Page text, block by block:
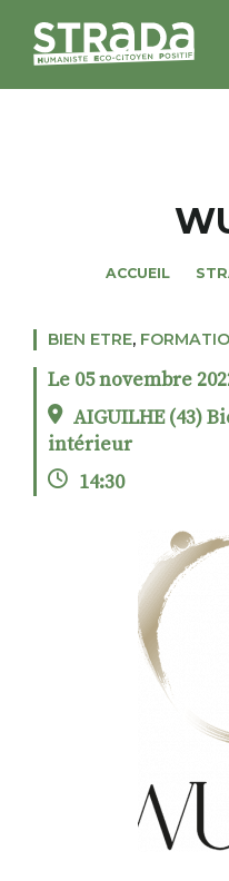
NOS THÈMES
STRADA’DATES
RECHERCHER
ACCUEIL
BIEN ETRE,
Le 05 novembre
AIGUILHE (43)
intérieur
14:30